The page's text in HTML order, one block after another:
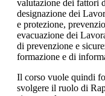
valutazione dei fattori
designazione dei
e protezione,
evacuazione dei
di prevenzione e
formazione e di
Il corso vuole quindi
svolgere il ruolo di